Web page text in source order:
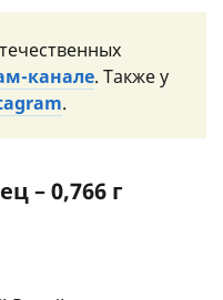
канале. Также у
.
– 0,766 г